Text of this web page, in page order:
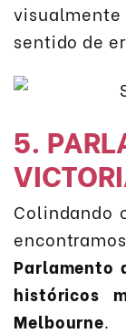
sentido de
5.
Colindando
Parlamento
históricos
Melbourne.